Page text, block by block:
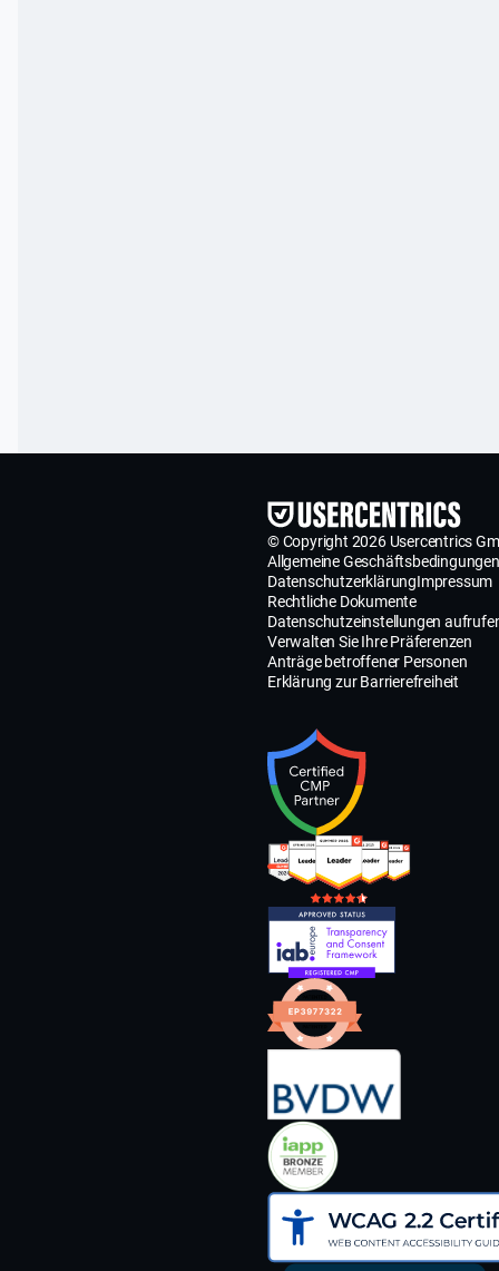
© Copyright 2026 Usercentrics
Allgemeine Geschäftsbedingungen
DatenschutzerklärungImpressum
Rechtliche Dokumente
Datenschutzeinstellungen
Verwalten Sie Ihre Präferenzen
Anträge betroffener Personen
Erklärung zur Barrierefreiheit